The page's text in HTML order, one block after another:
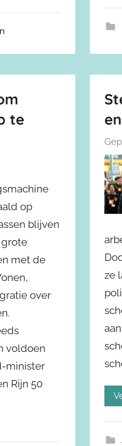
te
op
blijven
met de
over
voldoen
minister
Rijn 50
ze